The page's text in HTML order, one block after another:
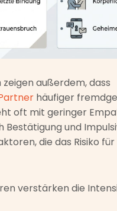
außerdem, dass
häufiger
oft mit geringer
Bestätigung und
die das Risiko
verstärken die